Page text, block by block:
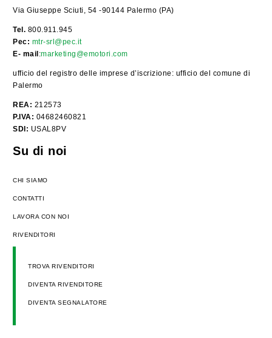
Via Giuseppe Sciuti, 54 -90144 Palermo (PA)
Tel. 800.911.945
Pec: mtr-srl@pec.it
E- mail :marketing@emotori.com
ufficio del registro delle imprese d’iscrizione: ufficio del comune di
Palermo
REA: 212573
P.IVA: 04682460821
SDI: USAL8PV
Su di noi
CHI SIAMO
CONTATTI
LAVORA CON NOI
RIVENDITORI
TROVA RIVENDITORI
DIVENTA RIVENDITORE
DIVENTA SEGNALATORE